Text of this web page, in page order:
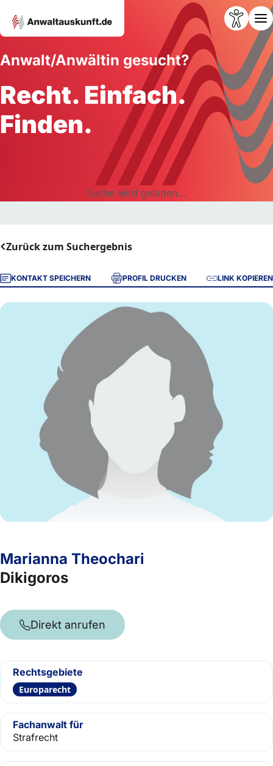
Anwalt/Anwältin gesucht?
Recht. Einfach.
Finden.
Suche wird geladen...
Zurück zum Suchergebnis
KONTAKT SPEICHERN PROFIL DRUCKEN LINK KOPIEREN
Marianna Theochari
Dikigoros
Direkt anrufen
Rechtsgebiete
Europarecht
Fachanwalt für
Strafrecht